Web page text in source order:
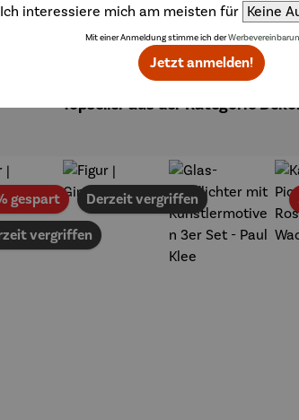
Topseller aus der Kategorie
vergriffen
gespartRabattDerzeit vergriffen
Ich interessiere mich am meisten für
Mit einer Anmeldung stimme ich der
Jetzt anmelden!